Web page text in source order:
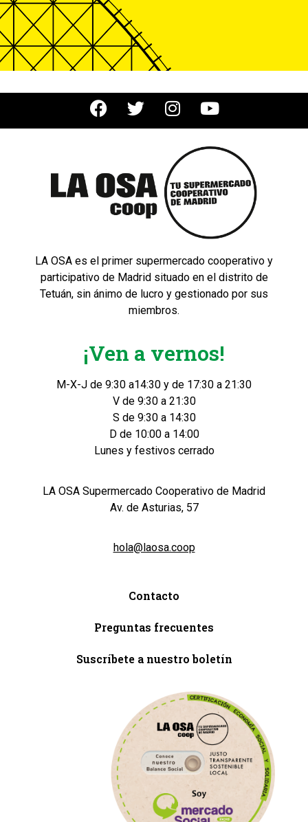
LA OSA es el primer supermercado cooperativo y
participativo de Madrid situado en el distrito de
Tetuán, sin ánimo de lucro y gestionado por sus
miembros.
¡Ven a vernos!
M-X-J de 9:30 a14:30 y de 17:30 a 21:30
V de 9:30 a 21:30
S de 9:30 a 14:30
D de 10:00 a 14:00
Lunes y festivos cerrado
LA OSA Supermercado Cooperativo de Madrid
Av. de Asturias, 57
hola@laosa.coop
Contacto
Preguntas frecuentes
Suscríbete a nuestro boletín